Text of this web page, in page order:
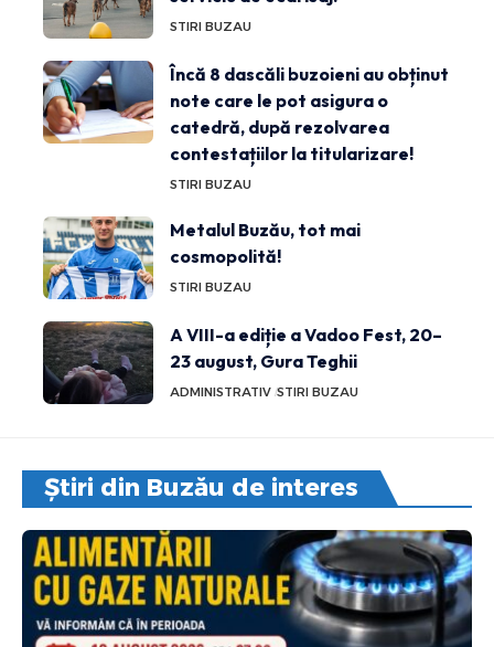
STIRI BUZAU
Încă 8 dascăli buzoieni au obținut
note care le pot asigura o
catedră, după rezolvarea
contestațiilor la titularizare!
STIRI BUZAU
Metalul Buzău, tot mai
cosmopolită!
STIRI BUZAU
A VIII-a ediție a Vadoo Fest, 20–
23 august, Gura Teghii
ADMINISTRATIV STIRI BUZAU
Știri din Buzău de interes